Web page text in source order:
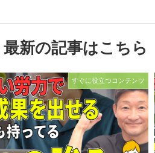
最新の記事はこちら
すぐに役立つコンテンツ